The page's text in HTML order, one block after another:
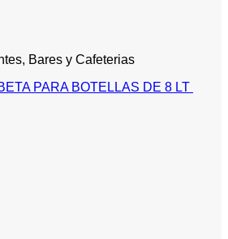
Bares y Cafeterias
PARA BOTELLAS DE 8 LT